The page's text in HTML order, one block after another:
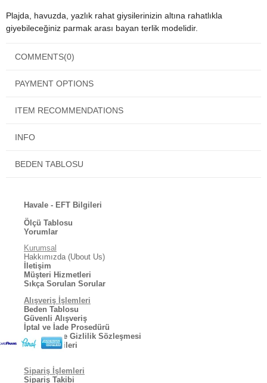
Plajda, havuzda, yazlık rahat giysilerinizin altına rahatlıkla
giyebileceğiniz parmak arası bayan terlik modelidir.
COMMENTS(0)
PAYMENT OPTIONS
ITEM RECOMMENDATIONS
INFO
BEDEN TABLOSU
Havale - EFT Bilgileri
Ölçü Tablosu
Yorumlar
Kurumsal
Hakkımızda (Ubout Us)
İletişim
Müşteri Hizmetleri
Sıkça Sorulan Sorular
Alışveriş İşlemleri
Beden Tablosu
Güvenli Alışveriş
İptal ve İade Prosedürü
Kullanıcı ve Gizlilik Sözleşmesi
Kargo Bilgileri
Sipariş İşlemleri
Sipariş Takibi